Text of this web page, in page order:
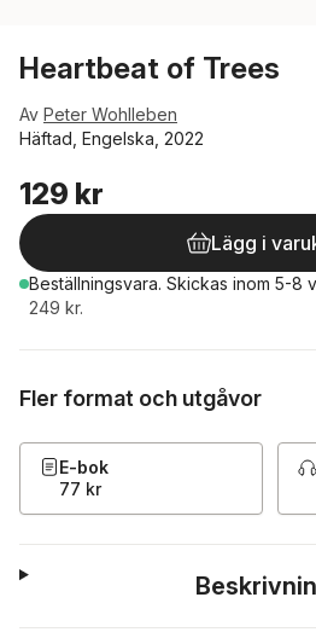
Heartbeat of Trees
Av Peter Wohlleben
Häftad, Engelska, 2022
129 kr
Lägg i
Beställningsvara. Skickas inom 5-8
249 kr.
Fler format och utgåvor
E-bok
77 kr